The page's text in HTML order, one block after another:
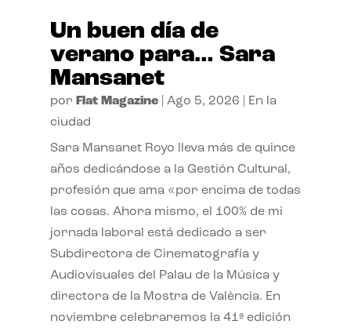
Un buen día de
verano para… Sara
Mansanet
por Flat Magazine| Ago 5, 2026
En la
ciudad
Sara Mansanet Royo lleva más de quince
años dedicándose a la Gestión Cultural,
profesión que ama «por encima de todas
las cosas. Ahora mismo, el 100% de mi
jornada laboral está dedicado a ser
Subdirectora de Cinematografía y
Audiovisuales del Palau de la Música y
directora de la Mostra de València. En
noviembre celebraremos la 41ª edición